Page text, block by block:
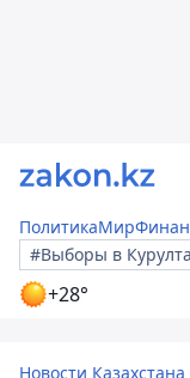
ПолитикаМир
#Выборы в
+28°
Новости